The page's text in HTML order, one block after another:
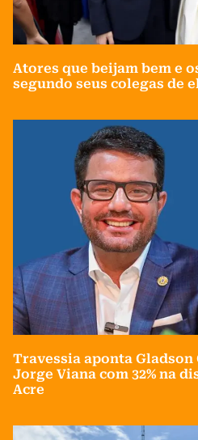
Atores que beijam bem e
segundo seus colegas de
Travessia aponta Gladson
Jorge Viana com 32% na
Acre